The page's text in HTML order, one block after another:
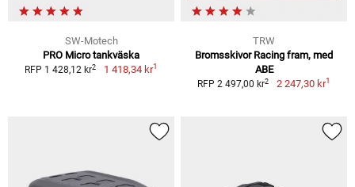
SW-Motech
PRO Micro tankväska
RFP 1 428,12 kr2 1 418,34 kr1
TRW
Bromsskivor Racing fram, med
ABE
RFP 2 497,00 kr2 2 247,30 kr1